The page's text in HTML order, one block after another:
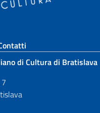
footer
di Cultura di Bratislava